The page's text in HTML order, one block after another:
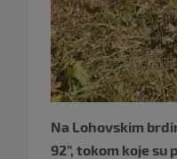
Na Lohovskim
92”, tokom koje su